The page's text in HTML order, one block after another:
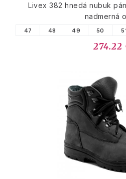
Livex 382 hnedá nubuk
nadmerná
47 48 49 50
274.22